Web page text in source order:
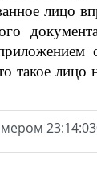
лицо
лицо